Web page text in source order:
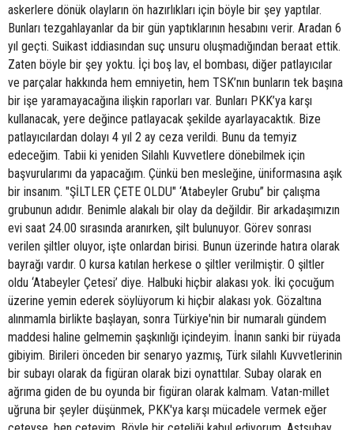
askerlere dönük olayların ön hazırlıkları için böyle bir şey yaptılar.
Bunları tezgahlayanlar da bir gün yaptıklarının hesabını verir. Aradan 6
yıl geçti. Suikast iddiasından suç unsuru oluşmadığından beraat ettik.
Zaten böyle bir şey yoktu. İçi boş lav, el bombası, diğer patlayıcılar
ve parçalar hakkında hem emniyetin, hem TSK’nın bunların tek başına
bir işe yaramayacağına ilişkin raporları var. Bunları PKK’ya karşı
kullanacak, yere değince patlayacak şekilde ayarlayacaktık. Bize
patlayıcılardan dolayı 4 yıl 2 ay ceza verildi. Bunu da temyiz
edeceğim. Tabii ki yeniden Silahlı Kuvvetlere dönebilmek için
başvurularımı da yapacağım. Çünkü ben mesleğine, üniformasına aşık
bir insanım. "ŞİLTLER ÇETE OLDU" ‘Atabeyler Grubu” bir çalışma
grubunun adıdır. Benimle alakalı bir olay da değildir. Bir arkadaşımızın
evi saat 24.00 sırasında aranırken, şilt bulunuyor. Görev sonrası
verilen şiltler oluyor, işte onlardan birisi. Bunun üzerinde hatıra olarak
bayrağı vardır. O kursa katılan herkese o şiltler verilmiştir. O şiltler
oldu ‘Atabeyler Çetesi’ diye. Halbuki hiçbir alakası yok. İki çocuğum
üzerine yemin ederek söylüyorum ki hiçbir alakası yok. Gözaltına
alınmamla birlikte başlayan, sonra Türkiye'nin bir numaralı gündem
maddesi haline gelmemin şaşkınlığı içindeyim. İnanın sanki bir rüyada
gibiyim. Birileri önceden bir senaryo yazmış, Türk silahlı Kuvvetlerinin
bir subayı olarak da figüran olarak bizi oynattılar. Subay olarak en
ağrıma giden de bu oyunda bir figüran olarak kalmam. Vatan-millet
uğruna bir şeyler düşünmek, PKK'ya karşı mücadele vermek eğer